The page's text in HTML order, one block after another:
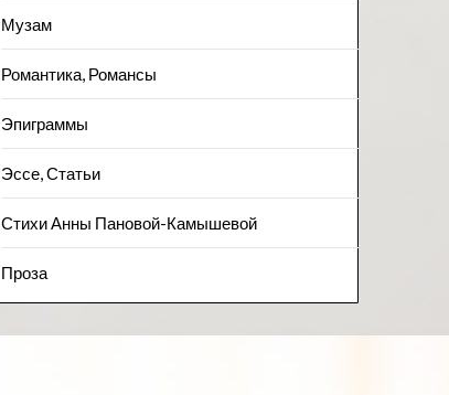
Музам
Романтика, Романсы
Эпиграммы
Эссе, Статьи
Стихи Анны Пановой-Камышевой
Проза